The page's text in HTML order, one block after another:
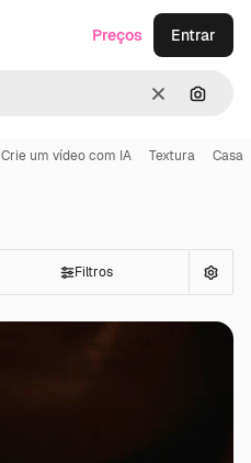
Limpar
Preços Entrar
Crie um vídeo com IA Textura Casa
Filtros